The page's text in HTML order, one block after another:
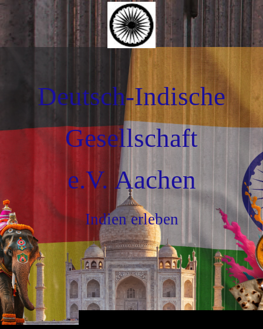
Deutsch-Indische
Gesellschaft
e.V. Aachen
Indien erleben